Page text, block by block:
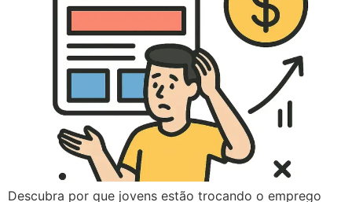
Descubra por que jovens estão trocando o emprego